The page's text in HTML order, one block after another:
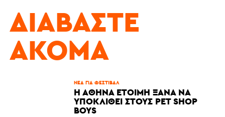
ΔΙΑΒΆΣΤΕ
ΑΚΌΜΑ
ΝΈΑ ΓΙΑ ΦΕΣΤΙΒΆΛ
Η ΑΘΉΝΑ ΈΤΟΙΜΗ ΞΑΝΆ ΝΑ
ΥΠΟΚΛΙΘΕΊ ΣΤΟΥΣ PET SHOP
BOYS